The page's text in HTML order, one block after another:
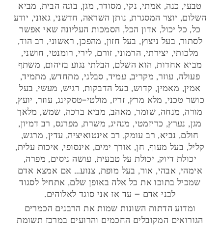
טבעי, כנה, אמתי, נקי, מסודר, מגן, בונה הבית, מביא
השלום, יוצר המסגרת, נותן השראה, חדשני, גאוני, יודע
כל, כל יכול, אדון הכל, הסמכות העליונה שאי אפשר
לסתור, בעל ניצוץ, בעל חזון, מהפכן, ראשוני, רב הוד,
מלכותי, יצירתי, הרמוני, זורם, לירי, רומנטי, חושני,
מביא אחדות, הוא השלם, הבלתי נגוע בזיהום, משתף
פעולה, עוזר, מקריב, עמיד, סבלני, מתחדש, מתמיד,
אמין, מאמין, קדוש, בעל הדבקות, רגיש, מעשי, בעל
כושר טכני, מלא מרץ, זריז, מולטי-טסקינג, עוזר, יועץ,
מורה, מנחה, שומר, מאהב, מביא ברכה, שמש, מלאך
מגן, נערץ, כריזמטי, מנהיג, משרת, מפרנס, רב דמיון,
חולם, נביא, רב עומק, רב אינטואיציה, עדין, מרגש,
קליל, בעל מעוף, חן, אורך ימים, אינסופי, איכות עלית,
יכולת דיוק, יכולת על טבעית, עושה ניסים, מפרה,
אימהי, אבהי, אור, בעל מופת, צנוע… אם אמצא אדם
שמכיל בתוכו את כל אלה באופן שלם, אתחיל לסגוד
לבני אדם – עד אז אני סוגד לאלוהים.
ומדוע הדתות השונות שמות את הרבנים הכמרים
הגורואים המקובלים החכמים והרועים במרכז תשומת